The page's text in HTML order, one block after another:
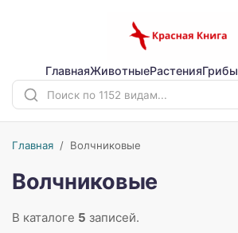
ГлавнаяЖивотныеРастенияГрибы
Главная / Волчниковые
Волчниковые
В каталоге 5 записей.